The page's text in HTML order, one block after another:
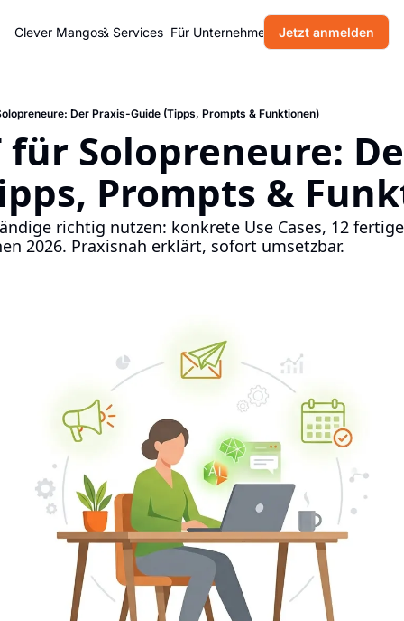
Clever Mangos
Home Produkte & Services Für Unternehmen Blog Über uns
Jetzt anmelden
Der Praxis-Guide (Tipps, Prompts & Funktionen)
für Solopreneure:
Prompts &
richtig nutzen: konkrete Use Cases, 12
2026. Praxisnah erklärt, sofort umsetzbar.